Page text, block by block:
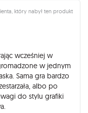
który nabył ten produkt
wcześniej w
w jednym
Sama gra bardzo
albo po
do stylu grafiki